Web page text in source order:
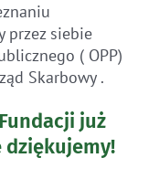
przez siebie
( OPP)
Skarbowy .
już
dziękujemy!